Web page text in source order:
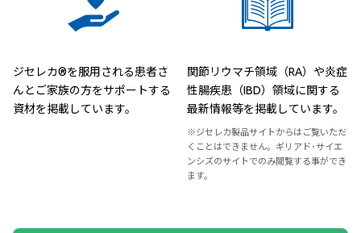
ジセレカ®を服用される患者さ
んとご家族の方をサポートする
資材を掲載しています。
関節リウマチ領域（RA）や炎症
性腸疾患（IBD）領域に関する
最新情報等を掲載しています。
※ジセレカ製品サイトからはご覧いただ
くことはできません。ギリアド･サイエ
ンシズのサイトでのみ閲覧する事ができ
ます。